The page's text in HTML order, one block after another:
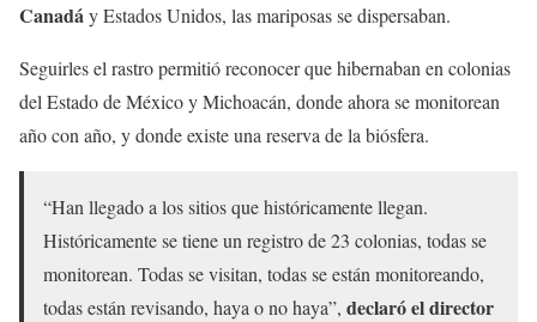
Canadáy Estados Unidos, las mariposas se dispersaban.
Seguirles el rastro permitió reconocer que hibernaban en colonias
del Estado de México y Michoacán, donde ahora se monitorean
año con año, y donde existe una reserva de la biósfera.
“Han llegado a los sitios que históricamente llegan.
Históricamente se tiene un registro de 23 colonias, todas se
monitorean. Todas se visitan, todas se están monitoreando,
todas están revisando, haya o no haya”, declaró el director